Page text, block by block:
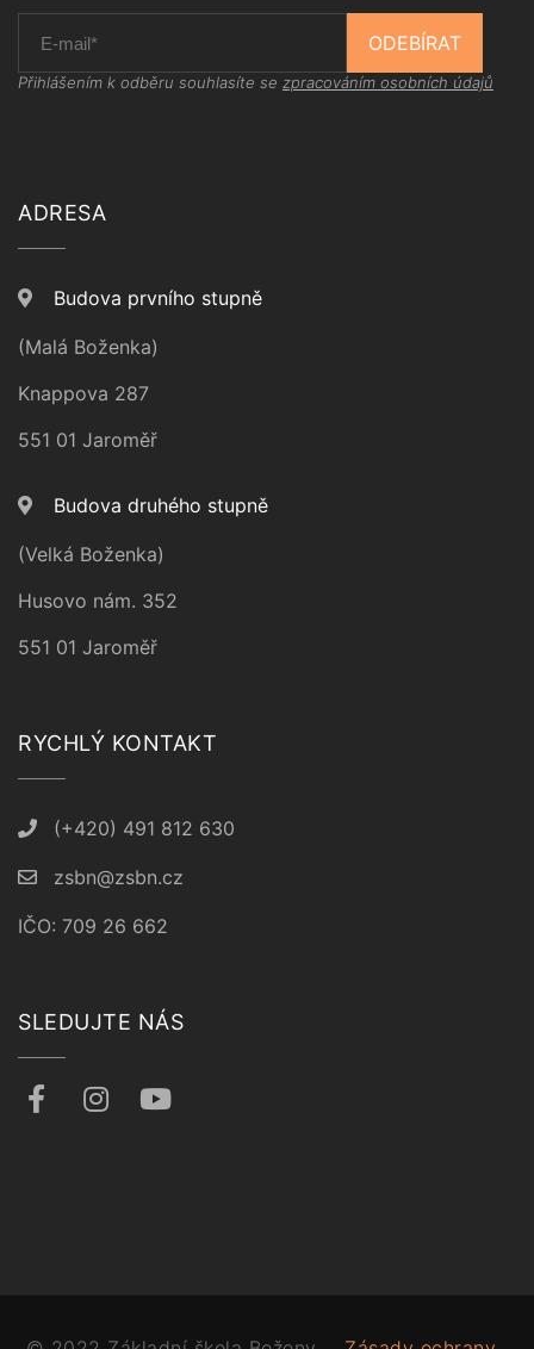
ODEBÍRAT
Přihlášením k odběru souhlasíte se zpracováním osobních údajů
ADRESA
Budova prvního stupně
(Malá Boženka)
Knappova 287
551 01 Jaroměř
Budova druhého stupně
(Velká Boženka)
Husovo nám. 352
551 01 Jaroměř
RYCHLÝ KONTAKT
(+420) 491 812 630
zsbn@zsbn.cz
IČO: 709 26 662
SLEDUJTE NÁS